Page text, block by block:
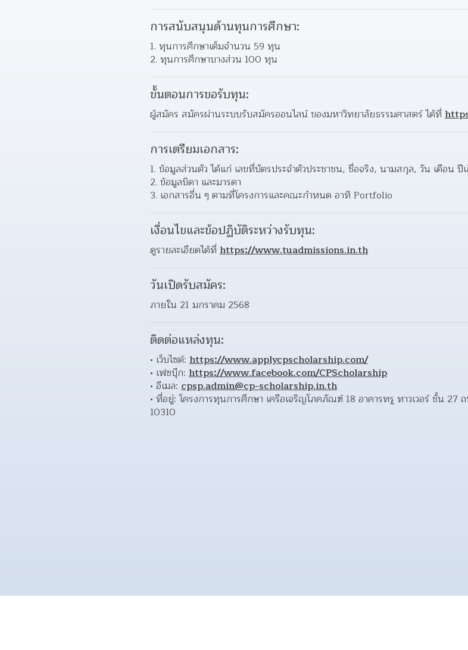
การสนับสนุนด้านทุนการศึกษา:
1. ทุนการศึกษาเต็มจำนวน 59 ทุน
2. ทุนการศึกษาบางส่วน 100 ทุน
ขั้นตอนการขอรับทุน:
ผู้สมัคร สมัครผ่านระบบรับสมัครออนไลน์ ของมหาวิทยาลัยธรรมศาสตร์ ได้ที่
การเตรียมเอกสาร:
1. ข้อมูลส่วนตัว ได้แก่ เลขที่บัตรประจำตัวประชาชน, ชื่อจริง, นามสกุล, วัน เดือน
2. ข้อมูลบิดา และมารดา
3. เอกสารอื่น ๆ ตามที่โครงการและคณะกำหนด อาทิ Portfolio
เงื่อนไขและข้อปฏิบัติระหว่างรับทุน:
ดูรายละเอียดได้ที่ https://www.tuadmissions.in.th
วันเปิดรับสมัคร:
ภายใน 21 มกราคม 2568
ติดต่อแหล่งทุน:
เว็บไซต์: https://www.applycpscholarship.com/
เฟซบุ๊ก: https://www.facebook.com/CPScholarship
อีเมล: cpsp.admin@cp-scholarship.in.th
ที่อยู่: โครงการทุนการศึกษา เครือเจริญโภคภัณฑ์ 18 อาคารทรู ทาวเวอร์ ชั้น 27
10310